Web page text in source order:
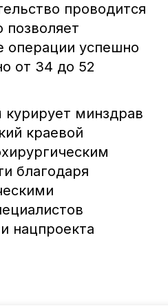
проводится
операции успешно
от 34 до 52
минздрав
краевой
благодаря
нацпроекта